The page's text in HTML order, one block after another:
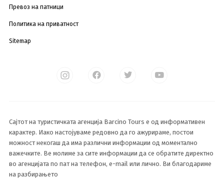
Превоз на патници
Политика на приватност
Sitemap
Сајтот на туристичката агенција Barcino Tours е од информативен
карактер. Иако настојуваме редовно да го ажурираме, постои
можност некогаш да има различни информации од моментално
важечките. Ве молиме за сите информации да се обратите директно
во агенцијата по пат на телефон, e-mail или лично. Ви благодариме
на разбирањето